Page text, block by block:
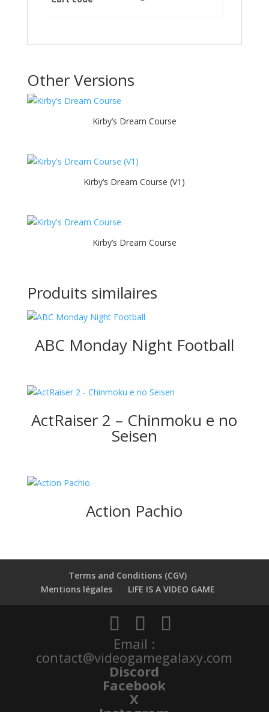
Other Versions
Kirby’s Dream Course
Kirby’s Dream Course (V1)
Kirby’s Dream Course
Produits similaires
ABC Monday Night Football
ActRaiser 2 – Chinmoku e no
Seisen
Action Pachio
Terms and Conditions (CGV)
Mentions légales
LIFE IS A VIDEO GAME
Email :
contact@videogamegalaxy.com
Discord
Facebook
X